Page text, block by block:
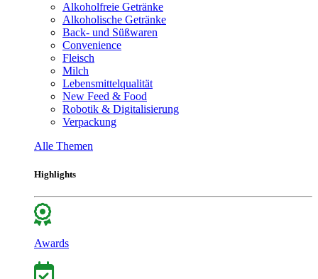
Alkoholfreie Getränke
Alkoholische Getränke
Back- und Süßwaren
Convenience
Fleisch
Milch
Lebensmittelqualität
New Feed & Food
Robotik & Digitalisierung
Verpackung
Alle Themen
Highlights
Awards